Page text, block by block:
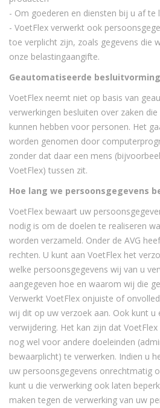
- Om goederen en diensten bij u af te
- VoetFlex verwerkt ook
toe verplicht zijn, zoals gegevens die
onze belastingaangifte.
Geautomatiseerde besluitvorming
VoetFlex neemt niet op basis van
verwerkingen besluiten over zaken
kunnen hebben voor personen. Het
worden genomen door
zonder dat daar een mens
VoetFlex) tussen zit.
Hoe lang we persoonsgegevens
VoetFlex bewaart uw
nodig is om de doelen te realiseren
worden verzameld. Onder de AVG
rechten. U kunt aan VoetFlex het
welke persoonsgegevens wij van u
aangegeven hoe en waarom wij die
Verwerkt VoetFlex onjuiste of
wij dit op uw verzoek aan. Ook kunt u
verwijdering. Het kan zijn dat
nog wel voor andere doeleinden
bewaarplicht) te verwerken. Indien u
uw persoonsgegevens onrechtmatig
kunt u die verwerking ook laten
maken tegen de verwerking van uw